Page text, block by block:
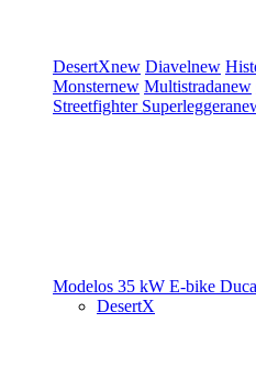
DesertXnew Diavelnew
Monsternew Multistradanew
Streetfighter Superleggera
Modelos 35 kW E-bike
DesertX